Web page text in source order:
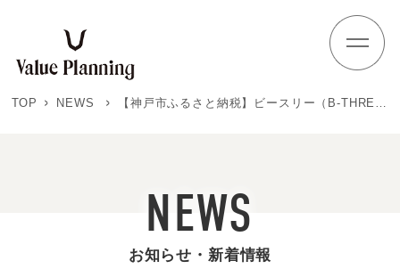
TOP NEWS 【神戸市ふるさと納税】ビースリー（B-THREE）のストレッチパンツが返礼品に初採用
NEWS
お知らせ・新着情報